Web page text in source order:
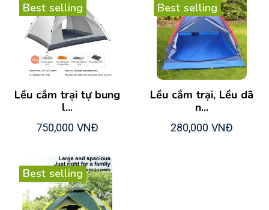
Best selling
Lều cắm trại tự bung
l...
750,000 VNĐ
Best selling
Lều cắm trại, Lều dã
n...
280,000 VNĐ
Best selling